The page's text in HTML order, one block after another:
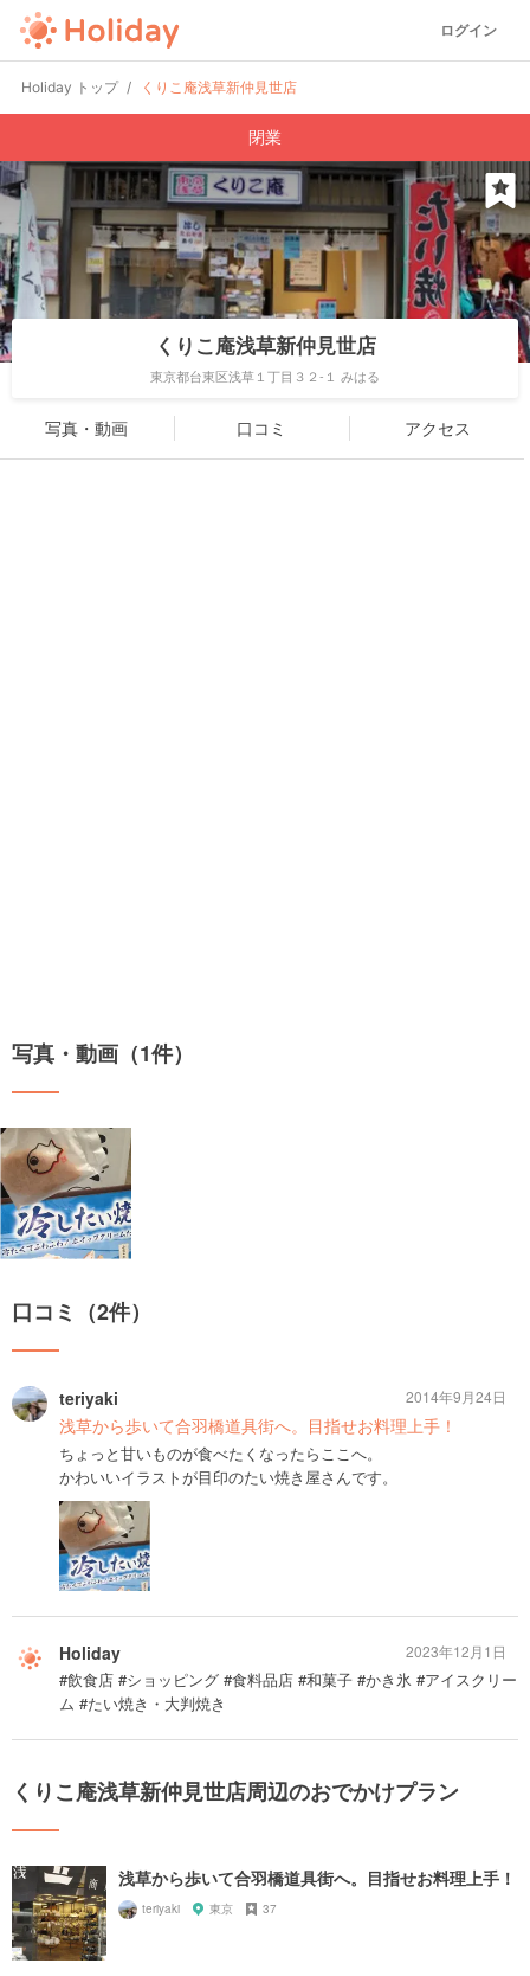
ログイン
Holiday トップ くりこ庵浅草新仲見世店
閉業
くりこ庵浅草新仲見世店
東京都台東区浅草１丁目３２-１ みはる
写真・動画 口コミ アクセス
写真・動画（1件）
口コミ（2件）
teriyaki
浅草から歩いて合羽橋道具街へ。目指せお料理上手！
ちょっと甘いものが食べたくなったらここへ。
かわいいイラストが目印のたい焼き屋さんです。
2014年9月24日
Holiday
#飲食店 #ショッピング #食料品店 #和菓子 #かき氷 #アイスクリー
ム #たい焼き・大判焼き
2023年12月1日
くりこ庵浅草新仲見世店周辺のおでかけプラン
浅草から歩いて合羽橋道具街へ。目指せお料理上手！
teriyaki 東京 37